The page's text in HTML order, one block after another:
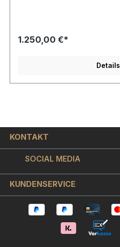
1.250,00 €*
Details
KONTAKT
SOCIAL MEDIA
KUNDENSERVICE